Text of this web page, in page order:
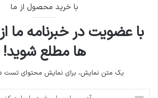
با خرید محصول از ما
با عضویت در خبرنامه ما
ها مطلع شوید!
یک متن نمایش، برای نمایش محتوای تست